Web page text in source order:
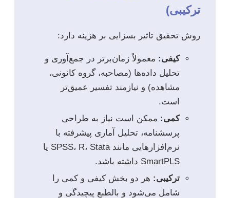
ترکیبی)
روش تحقیق تاثیر بسزایی بر هزینه دارد:
کیفی: معمولاً زمان‌برتر در جمع‌آوری و
تحلیل داده‌ها (مصاحبه، گروه کانونی،
مشاهده) و نیازمند تفسیر عمیق‌تر
است.
کمی: ممکن است نیاز به طراحی
پرسشنامه، تحلیل آماری پیشرفته با
نرم‌افزارهایی مانند SPSS، R، Stata یا
SmartPLS داشته باشد.
ترکیبی: هر دو بخش کیفی و کمی را
شامل می‌شود و بالطبع پیچیدگی و